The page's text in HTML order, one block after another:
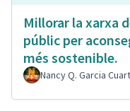
Millorar la xarxa
públic per
més sostenible.
Nancy Q. Garcia